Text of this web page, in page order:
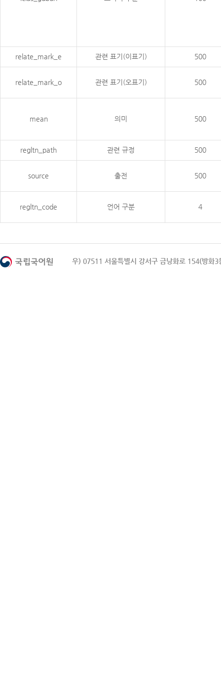
relate_mark_e 관련 표기(이표기) 500
relate_mark_o 관련 표기(오표기) 500
mean 의미 500
regltn_path 관련 규정 500
source 출전 500
regltn_code 언어 구분 4
우) 07511 서울특별시 강서구 금낭화로 154(방화3